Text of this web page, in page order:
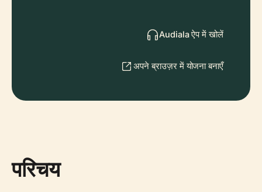
Audiala ऐप में खोलें
अपने ब्राउज़र में योजना बनाएँ
परिचय